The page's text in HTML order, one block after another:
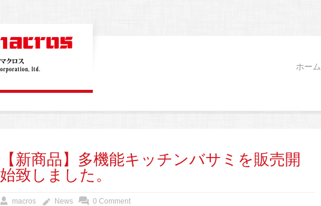
ホーム
【新商品】多機能キッチンバサミを販売開
始致しました。
macros News 0 Comment